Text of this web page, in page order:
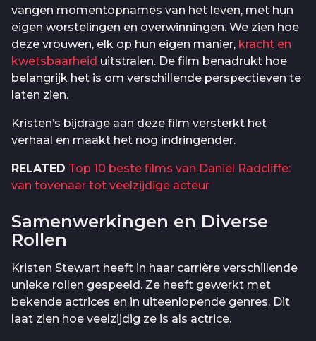
vangen momentopnames van het leven, met hun
eigen worstelingen en overwinningen. We zien hoe
deze vrouwen, elk op hun eigen manier, kracht en
kwetsbaarheid uitstralen. De film benadrukt hoe
belangrijk het is om verschillende perspectieven te
laten zien.
Kristen’s bijdrage aan deze film versterkt het
verhaal en maakt het nog indringender.
RELATED Top 10 beste films van Daniel Radcliffe:
van tovenaar tot veelzijdige acteur
Samenwerkingen en Diverse
Rollen
Kristen Stewart heeft in haar carrière verschillende
unieke rollen gespeeld. Ze heeft gewerkt met
bekende actrices en in uiteenlopende genres. Dit
laat zien hoe veelzijdig ze is als actrice.